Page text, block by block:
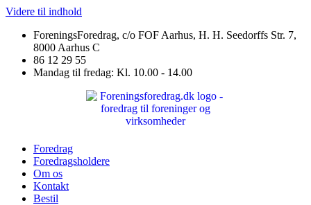
Videre til indhold
ForeningsForedrag, c/o FOF Aarhus, H. H. Seedorffs Str. 7,
8000 Aarhus C
86 12 29 55
Mandag til fredag: Kl. 10.00 - 14.00
Foredrag
Foredragsholdere
Om os
Kontakt
Bestil